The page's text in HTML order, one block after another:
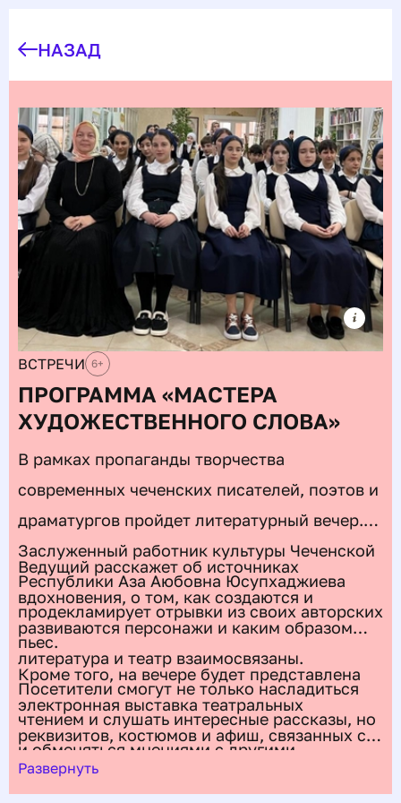
НАЗАД
ВСТРЕЧИ 6+
ПРОГРАММА «МАСТЕРА
ХУДОЖЕСТВЕННОГО СЛОВА»
В рамках пропаганды творчества
современных чеченских писателей, поэтов и
драматургов пройдет литературный вечер.
Заслуженный работник культуры Чеченской
Республики Аза Аюбовна Юсупхаджиева
продекламирует отрывки из своих авторских
пьес.
Ведущий расскажет об источниках
вдохновения, о том, как создаются и
развиваются персонажи и каким образом
литература и театр взаимосвязаны.
Посетители смогут не только насладиться
чтением и слушать интересные рассказы, но
и обменяться мнениями с другими
участниками.
Кроме того, на вечере будет представлена
электронная выставка театральных
реквизитов, костюмов и афиш, связанных с
известными литературными
произведениями. Гости увидят редкие
Развернуть